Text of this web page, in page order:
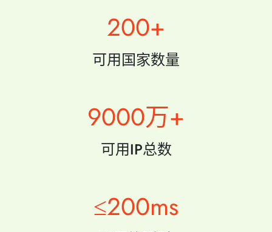
200+
可用国家数量
9000万+
可用IP总数
≤200ms